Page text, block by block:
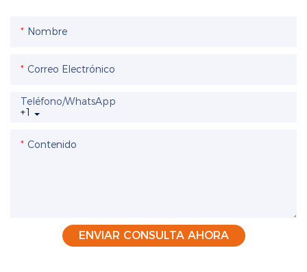
Nombre
Correo Electrónico
+1
Teléfono/WhatsApp
Contenido
ENVIAR CONSULTA AHORA